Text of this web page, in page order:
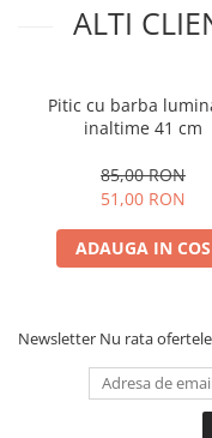
ALTI
Pitic cu barba
inaltime 41 cm
85,00 RON
51,00 RON
ADAUGA IN COS
Newsletter Nu rata